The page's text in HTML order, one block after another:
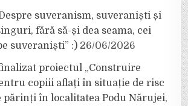
suveranism, suveraniști și
fără să-și dea seama, cei
suveraniști” :) 26/06/2026
proiectul „Construire
copiii aflați în situație de risc
părinți în localitatea Podu Nărujei,